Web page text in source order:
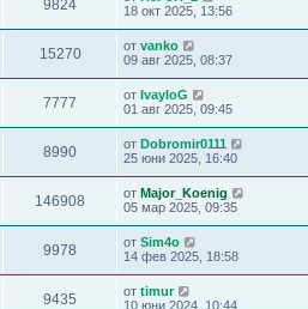
9824
18 окт 2025, 13:56
15270 от vanko
09 авг 2025, 08:37
7777 от IvayloG
01 авг 2025, 09:45
8990 от Dobromir0111
25 юни 2025, 16:40
146908 от Major_Koenig
05 мар 2025, 09:35
9978 от Sim4o
14 фев 2025, 18:58
9435 от timur
10 юни 2024, 10:44